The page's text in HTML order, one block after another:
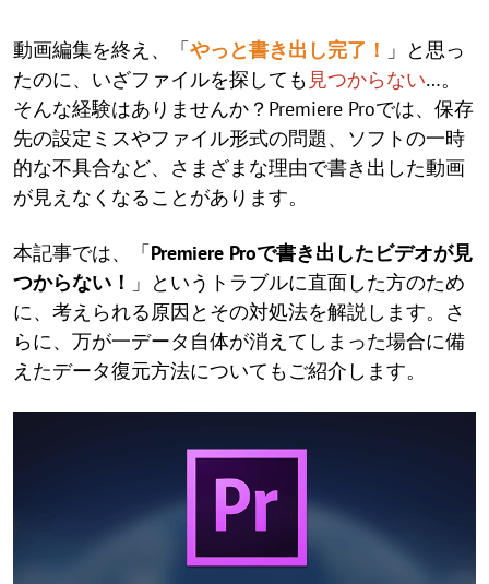
動画編集を終え、「やっと書き出し完了！ 」と思っ
たのに、いざファイルを探しても 見つからない…。
そんな経験はありませんか？Premiere Proでは、保存
先の設定ミスやファイル形式の問題、ソフトの一時
的な不具合など、さまざまな理由で書き出した動画
が見えなくなることがあります。
本記事では、「Premiere Proで書き出したビデオが見
つからない！ 」というトラブルに直面した方のため
に、考えられる原因とその対処法を解説します。さ
らに、万が一データ自体が消えてしまった場合に備
えたデータ復元方法についてもご紹介します。